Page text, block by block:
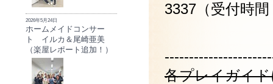
2026年5月24日
ホームメイドコンサー
ト イルカ＆尾崎亜美
（楽屋レポート追加！）
3337（受付時
各プレイガイ